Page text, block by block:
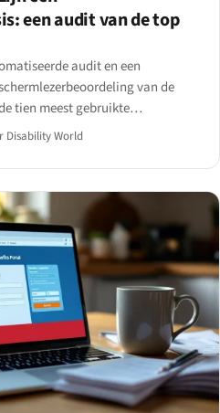
een audit van de top
audit en een
van de
tien meest gebruikte
SuccessFactors, Oracle
Disability World